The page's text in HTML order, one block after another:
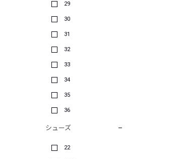
29
30
31
32
33
34
35
36
シューズ
22